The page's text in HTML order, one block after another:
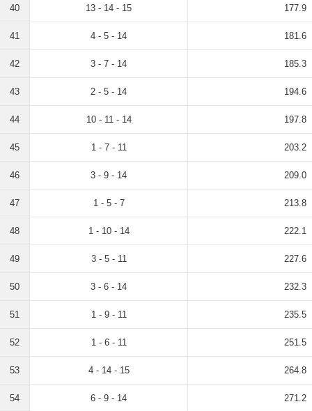
40 13 - 14 - 15 177.9
41 4 - 5 - 14 181.6
42 3 - 7 - 14 185.3
43 2 - 5 - 14 194.6
44 10 - 11 - 14 197.8
45 1 - 7 - 11 203.2
46 3 - 9 - 14 209.0
47 1 - 5 - 7 213.8
48 1 - 10 - 14 222.1
49 3 - 5 - 11 227.6
50 3 - 6 - 14 232.3
51 1 - 9 - 11 235.5
52 1 - 6 - 11 251.5
53 4 - 14 - 15 264.8
54 6 - 9 - 14 271.2